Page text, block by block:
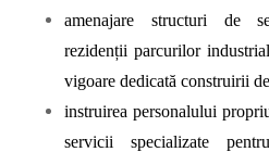
amenajare structuri de
rezidenții parcurilor
vigoare dedicată construirii
instruirea personalului
servicii specializate